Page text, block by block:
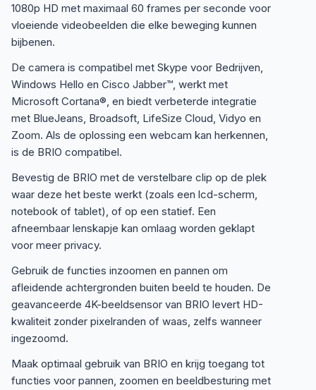
1080p HD met maximaal 60 frames per seconde voor
vloeiende videobeelden die elke beweging kunnen
bijbenen.
De camera is compatibel met Skype voor Bedrijven,
Windows Hello en Cisco Jabber™, werkt met
Microsoft Cortana®, en biedt verbeterde integratie
met BlueJeans, Broadsoft, LifeSize Cloud, Vidyo en
Zoom. Als de oplossing een webcam kan herkennen,
is de BRIO compatibel.
Bevestig de BRIO met de verstelbare clip op de plek
waar deze het beste werkt (zoals een lcd-scherm,
notebook of tablet), of op een statief. Een
afneembaar lenskapje kan omlaag worden geklapt
voor meer privacy.
Gebruik de functies inzoomen en pannen om
afleidende achtergronden buiten beeld te houden. De
geavanceerde 4K-beeldsensor van BRIO levert HD-
kwaliteit zonder pixelranden of waas, zelfs wanneer
ingezoomd.
Maak optimaal gebruik van BRIO en krijg toegang tot
functies voor pannen, zoomen en beeldbesturing met